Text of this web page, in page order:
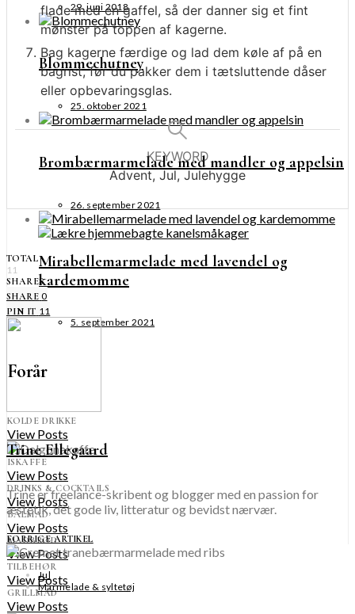
29. juni 2018
Blommechutney
25. oktober 2021
Brombærmarmelade med mandler og appelsin
26. september 2021
Mirabellemarmelade med lavendel og
kardemomme
5. september 2021
Forår
KOLDE DRIKKE
View Posts
ISKAFFE
View Posts
DRINKS & COCKTAILS
View Posts
BÅLMAD
View Posts
MADBRØD
View Posts
TILBEHØR
View Posts
GRILLMAD
View Posts
flade med en gaffel, så der danner sig et fint
mønster på toppen af kagerne.
Bag kagerne færdige og lad dem køle af på en
bagrist, før du pakker dem i tætsluttende dåser
eller opbevaringsglas.
KEYWORD
Advent, Jul, Julehygge
TOTAL
11
SHARES
SHARE 0
PIN IT 11
Trine Ellegaard
Trine er freelance-skribent og blogger med en passion for
æstetik, det gode liv, litteratur og bevidst nærvær.
FORRIGE ARTIKEL
Jul
Marmelade & syltetøj